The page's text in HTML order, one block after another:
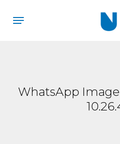
Menu
WhatsApp